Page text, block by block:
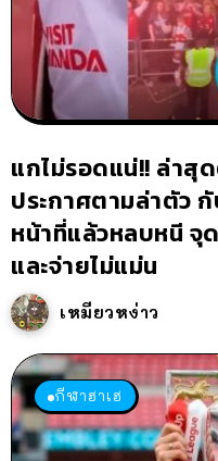
แกไม่รอดแน่!! ล่าสุ
ประกาศตามล่าตัว
หน้าที่แล้วหลบหนี จุ
และจ่ายไม่แม่น
เหมียวหง่าว
กีฬาฮาเฮ